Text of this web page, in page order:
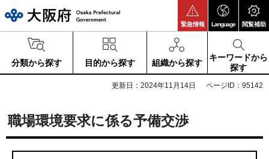
緊急情報 Language 閲覧補助
分類から探す 目的から探す 組織から探す
キーワードから
探す
更新日：2024年11月14日 ページID：95142
職場環境要求に係る予備交渉